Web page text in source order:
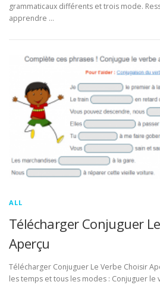
grammaticaux différents et trois mode.
apprendre …
ALL
Télécharger Conjuguer
Aperçu
Télécharger Conjuguer Le Verbe Choisir
les temps et tous les modes : Conjuguer le